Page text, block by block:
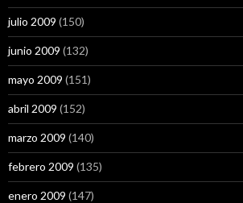
julio 2009 (150)
junio 2009 (132)
mayo 2009 (151)
abril 2009 (152)
marzo 2009 (140)
febrero 2009 (135)
enero 2009 (147)